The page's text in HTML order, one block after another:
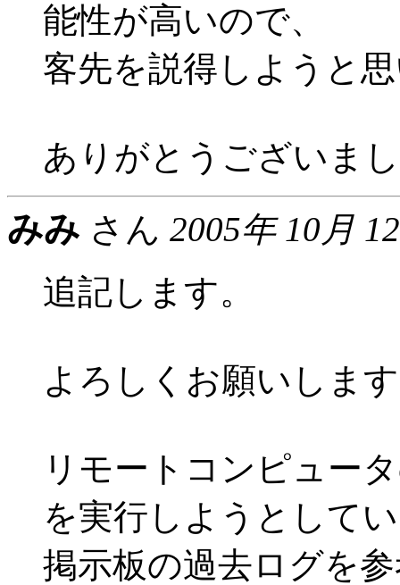
能性が高いので、
客先を説得しようと
ありがとうございま
みみ さん 2005年 10月
追記します。
よろしくお願いしま
リモートコンピュー
を実行しようとして
掲示板の過去ログを